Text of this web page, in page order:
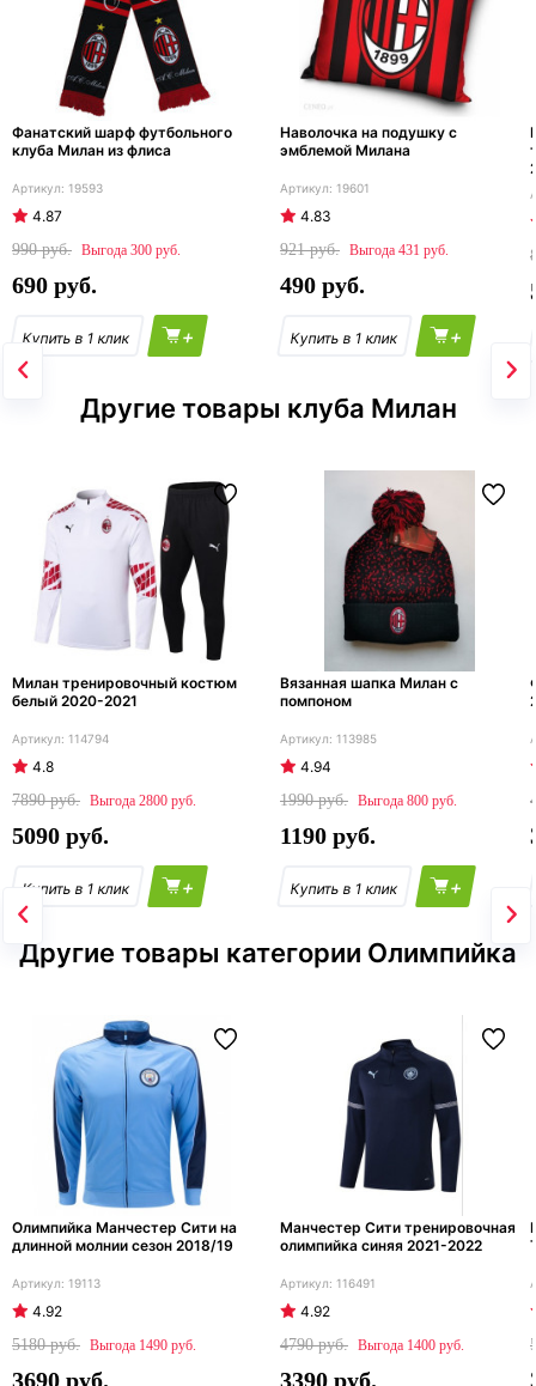
Фанатский шарф футбольного
клуба Милан из флиса
19593
4.87
990
300
690
+
Наволочка на подушку с
эмблемой Милана
19601
4.83
921
431
490
+
Другие товары клуба Милан
Милан тренировочный костюм
белый 2020-2021
114794
4.8
7890
2800
5090
+
Вязанная шапка Милан с
помпоном
113985
4.94
1990
800
1190
+
Другие товары категории Олимпийка
Олимпийка Манчестер Сити на
длинной молнии сезон 2018/19
19113
4.92
5180
1490
3690
Манчестер Сити тренировочная
олимпийка синяя 2021-2022
116491
4.92
4790
1400
3390